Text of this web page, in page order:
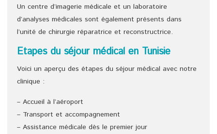
Un centre d’imagerie médicale et un laboratoire
d’analyses médicales sont également présents dans
l’unité de chirurgie réparatrice et reconstructrice.
Etapes du séjour médical en Tunisie
Voici un aperçu des étapes du séjour médical avec notre
clinique :
– Accueil à l’aéroport
– Transport et accompagnement
– Assistance médicale dès le premier jour